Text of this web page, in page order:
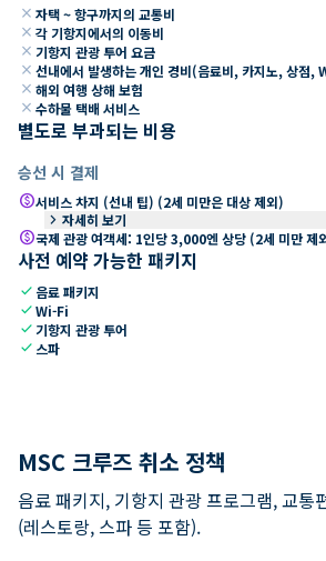
close 자택 ~ 항구까지의 교통비
close 각 기항지에서의 이동비
close 기항지 관광 투어 요금
close 선내에서 발생하는 개인 경비(음료비, 카지노, 상점,
close 해외 여행 상해 보험
close 수하물 택배 서비스
별도로 부과되는 비용
승선 시 결제
paid서비스 차지 (선내 팁) (2세 미만은 대상 제외)
keyboard_arrow_right 자세히 보기
paid국제 관광 여객세: 1인당 3,000엔 상당 (2세 미만
사전 예약 가능한 패키지
check 음료 패키지
checkWi-Fi
check 기항지 관광 투어
check 스파
MSC 크루즈 취소 정책
음료 패키지, 기항지 관광 프로그램, 교통
(레스토랑, 스파 등 포함).